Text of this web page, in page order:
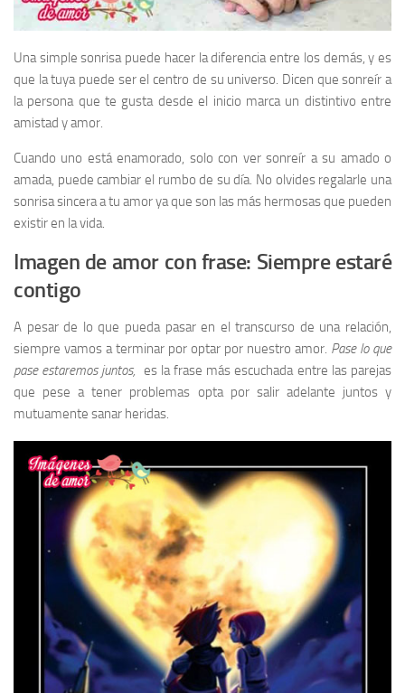
Una simple sonrisa puede hacer la diferencia entre los demás, y es
que la tuya puede ser el centro de su universo. Dicen que sonreír a
la persona que te gusta desde el inicio marca un distintivo entre
amistad y amor.
Cuando uno está enamorado, solo con ver sonreír a su amado o
amada, puede cambiar el rumbo de su día. No olvides regalarle una
sonrisa sincera a tu amor ya que son las más hermosas que pueden
existir en la vida.
Imagen de amor con frase: Siempre estaré
contigo
A pesar de lo que pueda pasar en el transcurso de una relación,
siempre vamos a terminar por optar por nuestro amor. Pase lo que
pase estaremos juntos, es la frase más escuchada entre las parejas
que pese a tener problemas opta por salir adelante juntos y
mutuamente sanar heridas.